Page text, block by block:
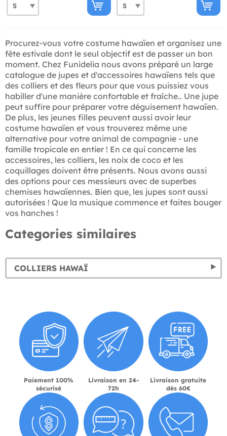
Procurez-vous votre costume hawaïen et organisez une
fête estivale dont le seul objectif est de passer un bon
moment. Chez Funidelia nous avons préparé un large
catalogue de jupes et d'accessoires hawaïens tels que
des colliers et des fleurs pour que vous puissiez vous
habiller d'une manière confortable et fraîche.. Une jupe
peut suffire pour préparer votre déguisement hawaïen.
De plus, les jeunes filles peuvent aussi avoir leur
costume hawaïen et vous trouverez même une
alternative pour votre animal de compagnie - une
famille tropicale en entier ! En ce qui concerne les
accessoires, les colliers, les noix de coco et les
coquillages doivent être présents. Nous avons aussi
des options pour ces messieurs avec de superbes
chemises hawaïennes. Bien que, les jupes sont aussi
autorisées ! Que la musique commence et faites bouger
vos hanches !
Categories similaires
COLLIERS HAWAÏ
Paiement 100%
sécurisé
Livraison en 24-
72h
Livraison gratuite
dès 60€